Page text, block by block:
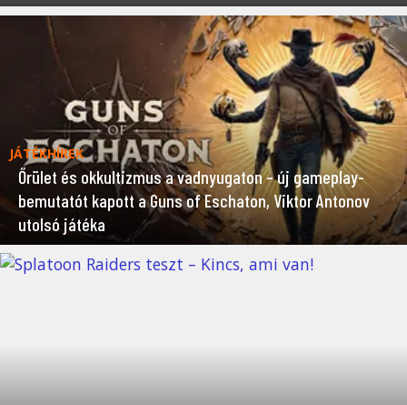
JÁTÉKHÍREK
Őrület és okkultizmus a vadnyugaton – új gameplay-
bemutatót kapott a Guns of Eschaton, Viktor Antonov
utolsó játéka